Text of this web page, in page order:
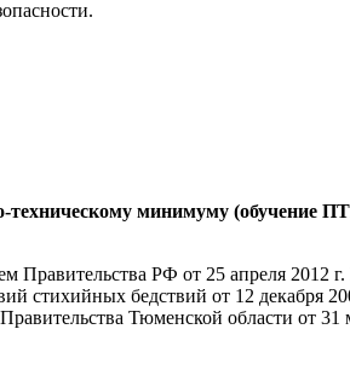
техническому минимуму (обучение
Правительства РФ от 25 апреля 2012
стихийных бедствий от 12 декабря
Тюменской области от